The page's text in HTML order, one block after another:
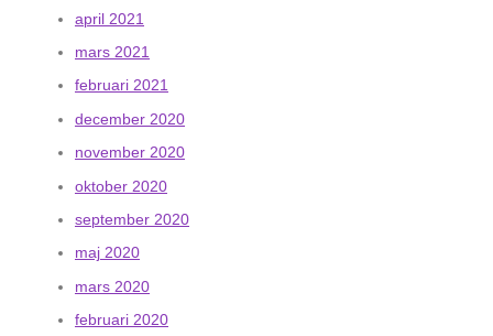
april 2021
mars 2021
februari 2021
december 2020
november 2020
oktober 2020
september 2020
maj 2020
mars 2020
februari 2020